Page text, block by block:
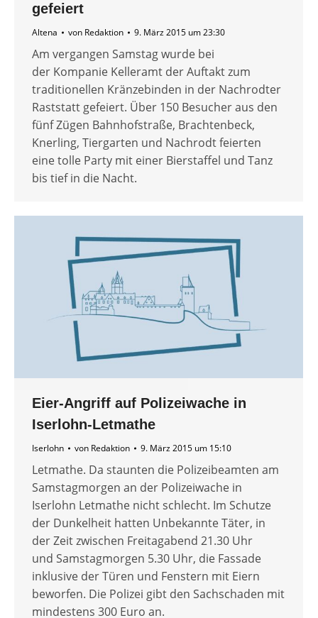
gefeiert
Altena von Redaktion 9. März 2015 um 23:30
Am vergangen Samstag wurde bei
der Kompanie Kelleramt der Auftakt zum
traditionellen Kränzebinden in der Nachrodter
Raststatt gefeiert. Über 150 Besucher aus den
fünf Zügen Bahnhofstraße, Brachtenbeck,
Knerling, Tiergarten und Nachrodt feierten
eine tolle Party mit einer Bierstaffel und Tanz
bis tief in die Nacht.
Eier-Angriff auf Polizeiwache in
Iserlohn-Letmathe
Iserlohn von Redaktion 9. März 2015 um 15:10
Letmathe. Da staunten die Polizeibeamten am
Samstagmorgen an der Polizeiwache in
Iserlohn Letmathe nicht schlecht. Im Schutze
der Dunkelheit hatten Unbekannte Täter, in
der Zeit zwischen Freitagabend 21.30 Uhr
und Samstagmorgen 5.30 Uhr, die Fassade
inklusive der Türen und Fenstern mit Eiern
beworfen. Die Polizei gibt den Sachschaden mit
mindestens 300 Euro an.